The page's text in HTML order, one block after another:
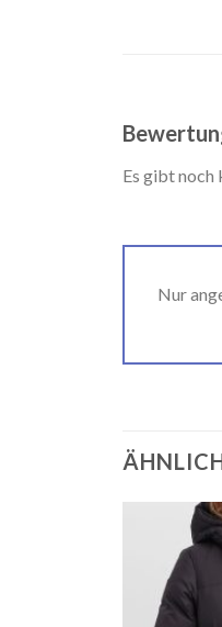
Es gibt noch
Nur